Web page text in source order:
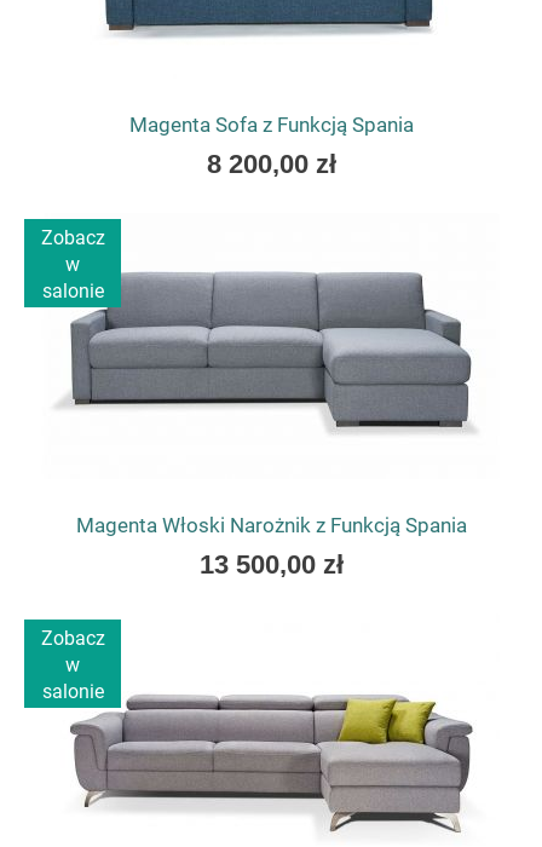
Magenta Sofa z Funkcją Spania
As
8 200,00 zł
Zobacz
w
salonie
Magenta Włoski Narożnik z Funkcją Spania
As
13 500,00 zł
Zobacz
w
salonie